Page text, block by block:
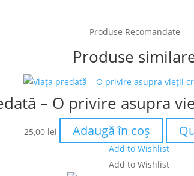
Produse Recomandate
Produse
– O privire asupra
25,00 lei Adaugă în coș
Add to Wishlist
Add to Wishlist